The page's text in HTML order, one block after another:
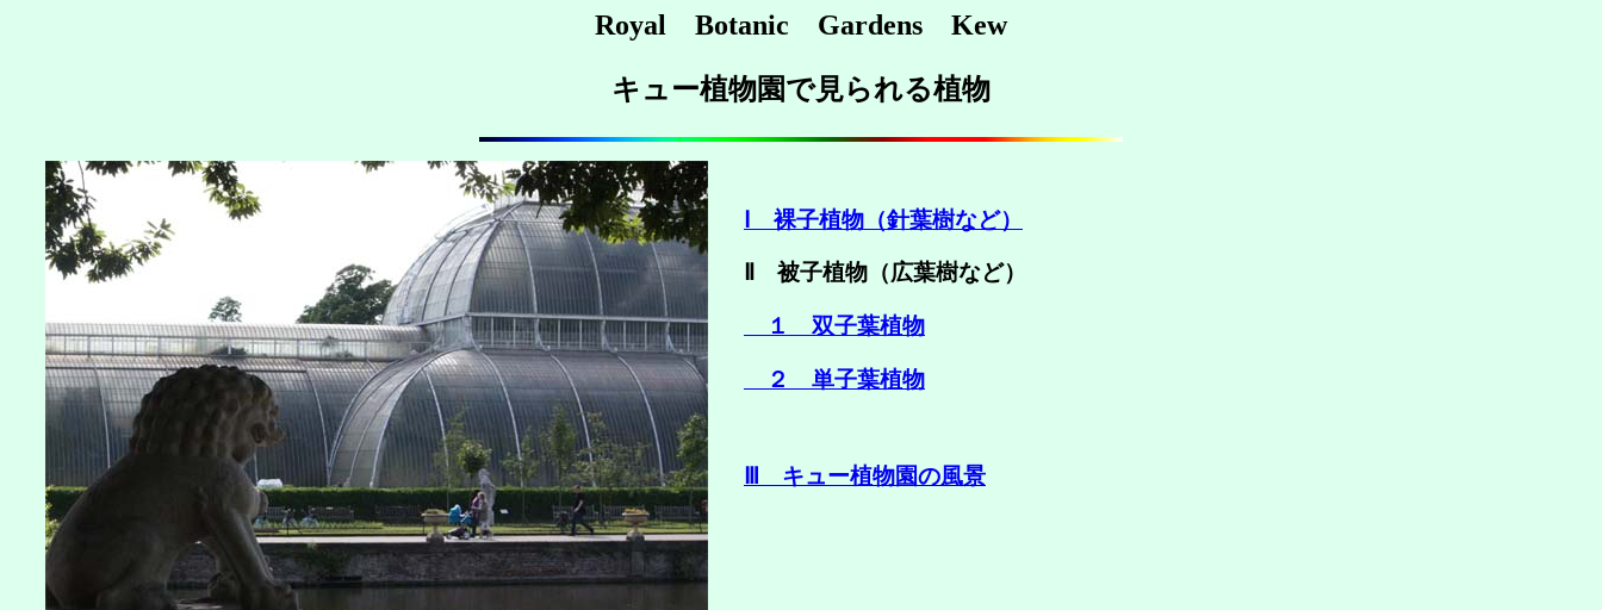
Royal Botanic Gardens Kew
キュー植物園で見られる植物
Ⅰ 裸子植物（針葉樹など）
Ⅱ 被子植物（広葉樹など）
１ 双子葉植物
２ 単子葉植物
Ⅲ キュー植物園の風景